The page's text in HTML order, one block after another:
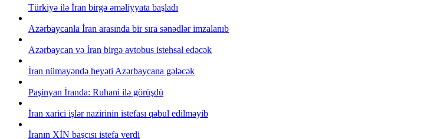
Türkiyə ilə İran birgə əməliyyata başladı
Azərbaycanla İran arasında bir sıra sənədlər imzalanıb
Azərbaycan və İran birgə avtobus istehsal edəcək
İran nümayəndə heyəti Azərbaycana gələcək
Paşinyan İranda: Ruhani ilə görüşdü
İran xarici işlər nazirinin istefası qəbul edilməyib
İranın XİN başçısı istefa verdi